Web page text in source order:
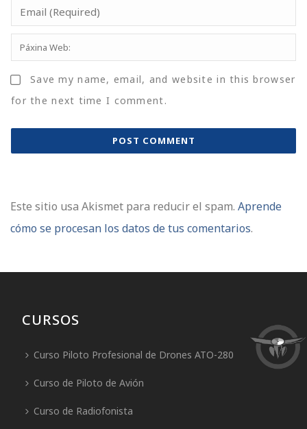
Save my name, email, and website in this browser
for the next time I comment.
Este sitio usa Akismet para reducir el spam. Aprende
cómo se procesan los datos de tus comentarios.
CURSOS
Curso Piloto Profesional de Drones ATO-280
Curso de Piloto de Avión
Curso de Radiofonista